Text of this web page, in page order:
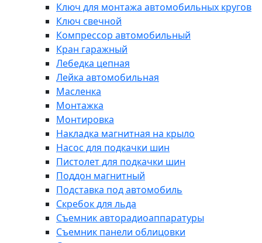
Ключ для монтажа автомобильных кругов
Ключ свечной
Компрессор автомобильный
Кран гаражный
Лебедка цепная
Лейка автомобильная
Масленка
Монтажка
Монтировка
Накладка магнитная на крыло
Насос для подкачки шин
Пистолет для подкачки шин
Поддон магнитный
Подставка под автомобиль
Скребок для льда
Съемник авторадиоаппаратуры
Съемник панели облицовки